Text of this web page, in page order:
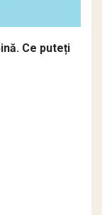
Ce puteți